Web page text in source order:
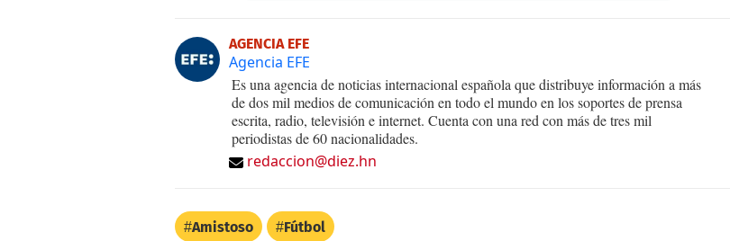
AGENCIA EFE
Agencia EFE
Es una agencia de noticias internacional española que distribuye información a más
de dos mil medios de comunicación en todo el mundo en los soportes de prensa
escrita, radio, televisión e internet. Cuenta con una red con más de tres mil
periodistas de 60 nacionalidades.
redaccion@diez.hn
Amistoso Fútbol